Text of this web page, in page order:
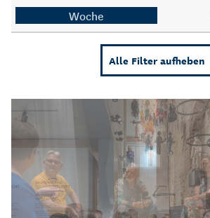
Woche
Alle Filter aufheben